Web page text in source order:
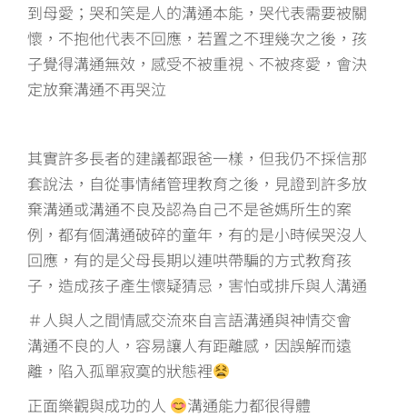
到母愛；哭和笑是人的溝通本能，哭代表需要被關
懷，不抱他代表不回應，若置之不理幾次之後，孩
子覺得溝通無效，感受不被重視、不被疼愛，會決
定放棄溝通不再哭泣
其實許多長者的建議都跟爸一樣，但我仍不採信那
套說法，自從事情緒管理教育之後，見證到許多放
棄溝通或溝通不良及認為自己不是爸媽所生的案
例，都有個溝通破碎的童年，有的是小時候哭沒人
回應，有的是父母長期以連哄帶騙的方式教育孩
子，造成孩子產生懷疑猜忌，害怕或排斥與人溝通
＃人與人之間情感交流來自言語溝通與神情交會
溝通不良的人，容易讓人有距離感，因誤解而遠
離，陷入孤單寂寞的狀態裡
正面樂觀與成功的人
溝通能力都很得體